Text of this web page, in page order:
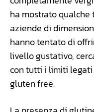
ha mostrato
aziende di
hanno tentato di
livello gustativo,
con tutti i limiti
gluten free.